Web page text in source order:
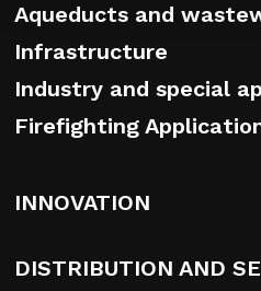
Aqueducts and
Infrastructure
Industry and special
Firefighting
INNOVATION
DISTRIBUTION AND